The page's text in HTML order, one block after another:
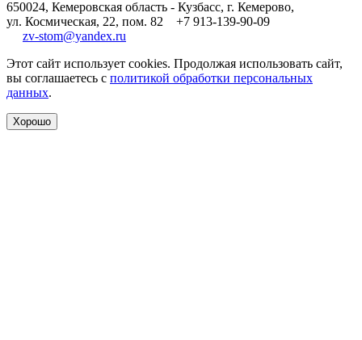
650024, Кемеровская область - Кузбасс, г. Кемерово,
ул. Космическая, 22, пом. 82
+7 913-139-90-09
zv-stom@yandex.ru
Этот сайт использует cookies. Продолжая использовать сайт,
вы соглашаетесь с политикой обработки персональных
данных.
Хорошо